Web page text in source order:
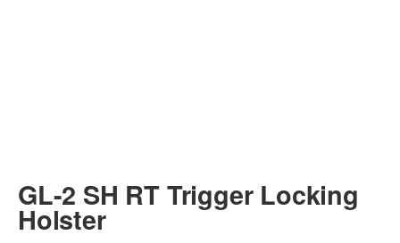
GL-2 SH RT Trigger Locking
Holster